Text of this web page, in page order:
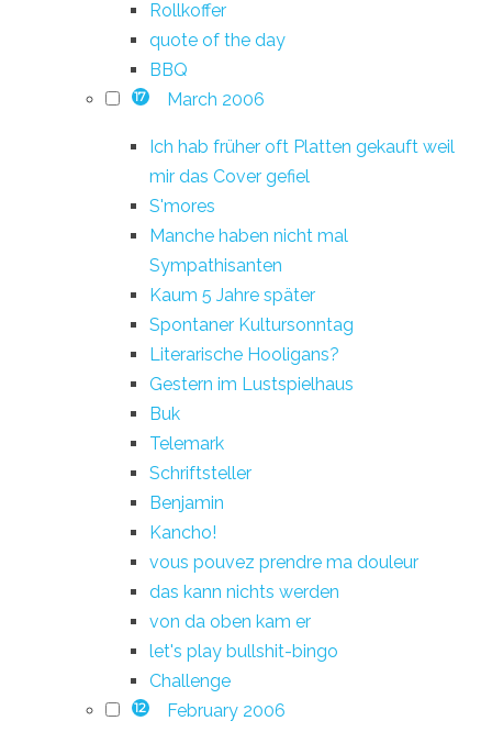
Rollkoffer
quote of the day
BBQ
17 March 2006
Ich hab früher oft Platten gekauft weil
mir das Cover gefiel
S'mores
Manche haben nicht mal
Sympathisanten
Kaum 5 Jahre später
Spontaner Kultursonntag
Literarische Hooligans?
Gestern im Lustspielhaus
Buk
Telemark
Schriftsteller
Benjamin
Kancho!
vous pouvez prendre ma douleur
das kann nichts werden
von da oben kam er
let's play bullshit-bingo
Challenge
12 February 2006